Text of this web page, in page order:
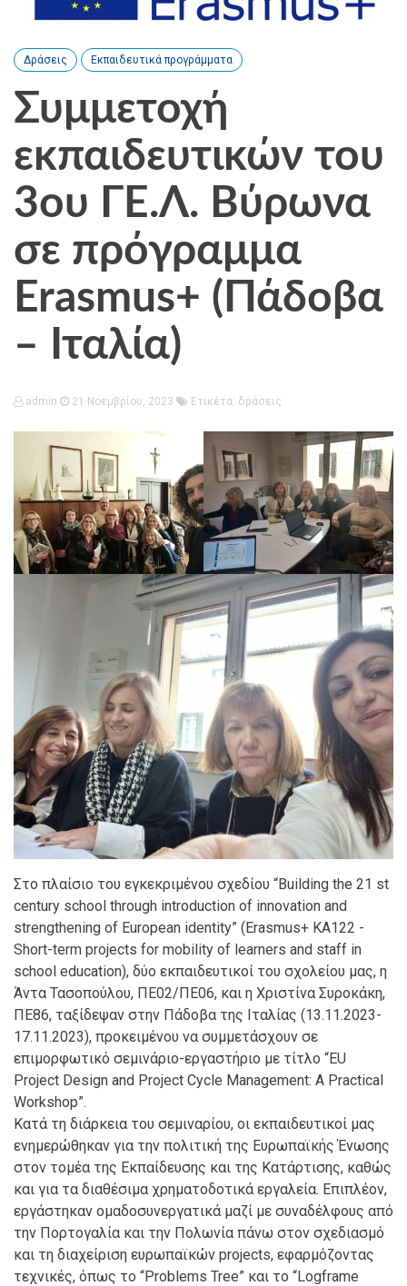
Δράσεις Εκπαιδευτικά προγράμματα
Συμμετοχή
εκπαιδευτικών του
3ου ΓΕ.Λ. Βύρωνα
σε πρόγραμμα
Erasmus+ (Πάδοβα
– Ιταλία)
admin 21 Νοεμβρίου, 2023 Ετικέτα: δράσεις
Στο πλαίσιο του εγκεκριμένου σχεδίου “Building the 21 st
century school through introduction of innovation and
strengthening of European identity” (Erasmus+ KA122 -
Short-term projects for mobility of learners and staff in
school education), δύο εκπαιδευτικοί του σχολείου μας, η
Άντα Τασοπούλου, ΠΕ02/ΠΕ06, και η Χριστίνα Συροκάκη,
ΠΕ86, ταξίδεψαν στην Πάδοβα της Ιταλίας (13.11.2023-
17.11.2023), προκειμένου να συμμετάσχουν σε
επιμορφωτικό σεμινάριο-εργαστήριο με τίτλο “EU
Project Design and Project Cycle Management: A Practical
Workshop”.
Κατά τη διάρκεια του σεμιναρίου, οι εκπαιδευτικοί μας
ενημερώθηκαν για την πολιτική της Ευρωπαϊκής Ένωσης
στον τομέα της Εκπαίδευσης και της Κατάρτισης, καθώς
και για τα διαθέσιμα χρηματοδοτικά εργαλεία. Επιπλέον,
εργάστηκαν ομαδοσυνεργατικά μαζί με συναδέλφους από
την Πορτογαλία και την Πολωνία πάνω στον σχεδιασμό
και τη διαχείριση ευρωπαϊκών projects, εφαρμόζοντας
τεχνικές, όπως το “Problems Tree” και το “Logframe